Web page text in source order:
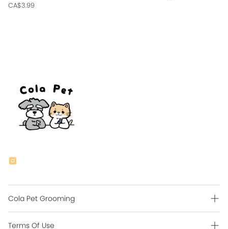
CA$3.99
Cola Pet Grooming
Grooming Intro
Terms Of Use